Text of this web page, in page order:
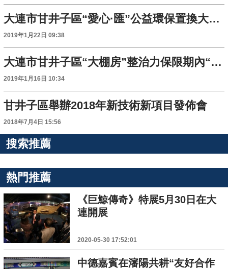
大連市甘井子區“愛心·匯”公益環保置換大集正式啟動
2019年1月22日 09:38
大連市甘井子區“大棚房”整治力保限期內“清零”
2019年1月16日 10:34
甘井子區舉辦2018年新技術新項目發佈會
2018年7月4日 15:56
搜索推薦
熱門推薦
《巨鯨傳奇》特展5月30日在大
連開展
2020-05-30 17:52:01
中德嘉賓在瀋陽共耕“友好合作